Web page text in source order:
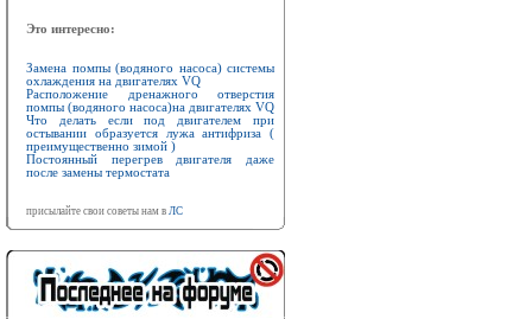
Это интересно:
Замена помпы (водяного насоса) системы
охлаждения на двигателях VQ
Расположение дренажного отверстия
помпы (водяного насоса)на двигателях VQ
Что делать если под двигателем при
остывании образуется лужа антифриза (
преимущественно зимой )
Постоянный перегрев двигателя даже
после замены термостата
присылайте свои советы нам в ЛС